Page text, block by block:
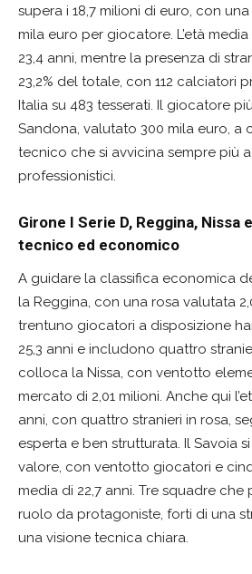
supera i 18,7 milioni di euro, con
mila euro per giocatore. L’età
23,4 anni, mentre la presenza di
23,2% del totale, con 112 calciatori
Italia su 483 tesserati. Il giocatore
Sandona, valutato 300 mila euro, a
tecnico che si avvicina sempre più
professionistici.
Girone I Serie D, Reggina, Nissa
tecnico ed economico
A guidare la classifica economica
la Reggina, con una rosa valutata
trentuno giocatori a disposizione
25,3 anni e includono quattro
colloca la Nissa, con ventotto
mercato di 2,01 milioni. Anche qui
anni, con quattro stranieri in rosa,
esperta e ben strutturata. Il Savoia
valore, con ventotto giocatori e
media di 22,7 anni. Tre squadre
ruolo da protagoniste, forti di una
una visione tecnica chiara.